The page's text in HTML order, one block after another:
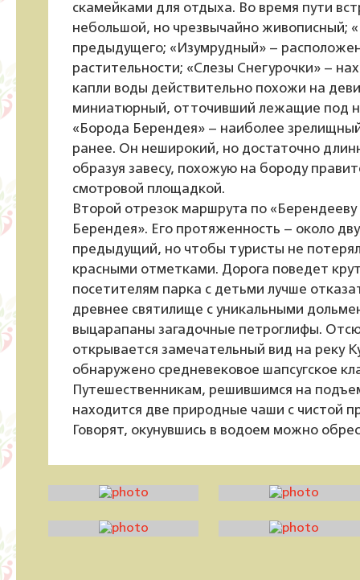
скамейками для отдыха. Во время пути
небольшой, но чрезвычайно живописный;
предыдущего; «Изумрудный» –
растительности; «Слезы Снегурочки» –
капли воды действительно похожи на
миниатюрный, отточивший лежащие под
«Борода Берендея» – наиболее
ранее. Он неширокий, но достаточно
образуя завесу, похожую на бороду
смотровой площадкой.
Второй отрезок маршрута по
Берендея». Его протяженность – около
предыдущий, но чтобы туристы не
красными отметками. Дорога поведет
посетителям парка с детьми лучше
древнее святилище с уникальными
выцарапаны загадочные петроглифы.
открывается замечательный вид на реку
обнаружено средневековое шапсугское
Путешественникам, решившимся на
находится две природные чаши с чистой
Говорят, окунувшись в водоем можно